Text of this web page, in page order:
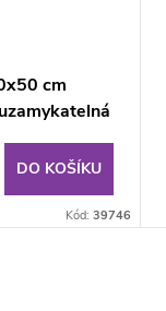
cm
DO KOŠÍKU
Kód: 39746